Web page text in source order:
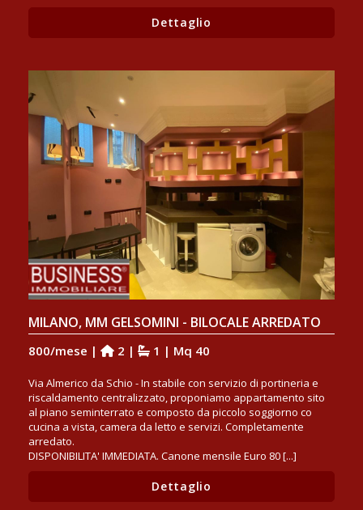
Dettaglio
MILANO, MM GELSOMINI - BILOCALE ARREDATO
800/mese | 2 | 1 | Mq 40
Via Almerico da Schio - In stabile con servizio di portineria e
riscaldamento centralizzato, proponiamo appartamento sito
al piano seminterrato e composto da piccolo soggiorno co
cucina a vista, camera da letto e servizi. Completamente
arredato.
DISPONIBILITA' IMMEDIATA. Canone mensile Euro 80 [...]
Dettaglio